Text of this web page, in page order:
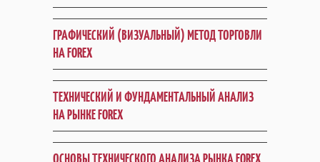
ГРАФИЧЕСКИЙ (ВИЗУАЛЬНЫЙ) МЕТОД ТОРГОВЛИ
НА FOREX
ТЕХНИЧЕСКИЙ И ФУНДАМЕНТАЛЬНЫЙ АНАЛИЗ
НА РЫНКЕ FOREX